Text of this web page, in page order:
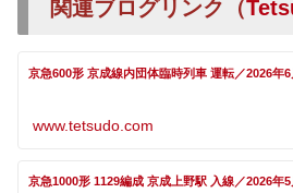
関連ブログリンク（
京急600形 京成線内団体臨時列車 運転／2026年
www.tetsudo.com
京急1000形 1129編成 京成上野駅 入線／2026年